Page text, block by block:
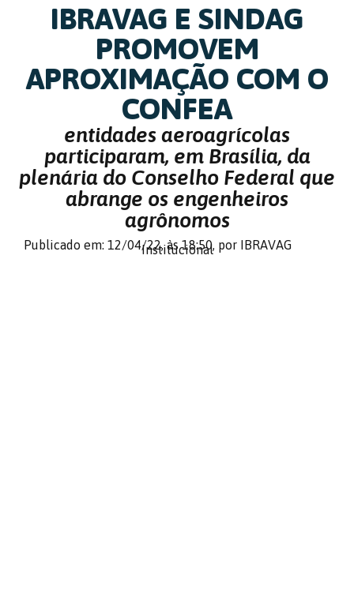
IBRAVAG E SINDAG
PROMOVEM
APROXIMAÇÃO COM O
CONFEA
entidades aeroagrícolas
participaram, em Brasília, da
plenária do Conselho Federal que
abrange os engenheiros
agrônomos
Publicado em: 12/04/22,às 18:50, por IBRAVAG
Institucional